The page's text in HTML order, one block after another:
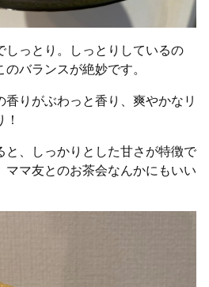
しっとり。しっとりしているの
バランスが絶妙です。
りがぶわっと香り、爽やかなリ
と、しっかりとした甘さが特徴で
マ友とのお茶会なんかにもいい